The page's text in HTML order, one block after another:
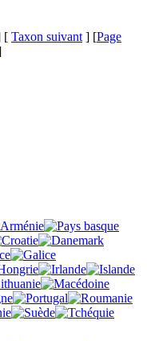
[ Taxon suivant ] [Page